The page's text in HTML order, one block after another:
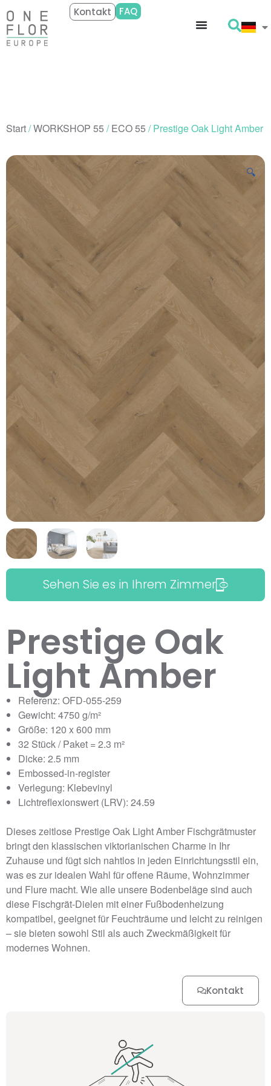
Kontakt FAQ
Start/WORKSHOP 55 /ECO 55 / Prestige Oak Light Amber
🔍
Sehen Sie es in Ihrem Zimmer
Prestige Oak
Light Amber
Referenz: OFD-055-259
Gewicht: 4750 g/m²
Größe: 120 x 600 mm
32 Stück / Paket = 2.3 m²
Dicke: 2.5 mm
Embossed-in-register
Verlegung: Klebevinyl
Lichtreflexionswert (LRV): 24.59
Dieses zeitlose Prestige Oak Light Amber Fischgrätmuster
bringt den klassischen viktorianischen Charme in Ihr
Zuhause und fügt sich nahtlos in jeden Einrichtungsstil ein,
was es zur idealen Wahl für offene Räume, Wohnzimmer
und Flure macht. Wie alle unsere Bodenbeläge sind auch
diese Fischgrät-Dielen mit einer Fußbodenheizung
kompatibel, geeignet für Feuchträume und leicht zu reinigen
– sie bieten sowohl Stil als auch Zweckmäßigkeit für
modernes Wohnen.
Kontakt